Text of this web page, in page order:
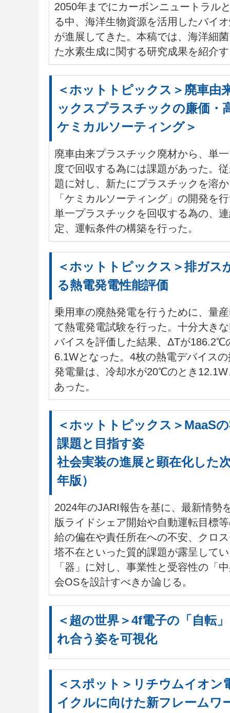
2050年までにカーボンニュートラル
る中、海洋生物資源を活用したバイ
が進展してきた。本稿では、海洋細
た水素生成に関する研究成果を紹介
＜ホットトピックス＞廃車由
ックスプラスチックの廉価・
ケミカルソーティング＞
廃車由来プラスチック廃材から、単
度で回収する為には課題があった。
題に対し、新たにプラスチックを溶
「ケミカルソーティング」の開発を
単一プラスチックを回収する為の、
定、運転条件の構築を行った。
＜ホットトピックス＞排ガス
る熱電発電性能評価
乗用車の廃熱発電を行うために、量
て熱電発電試験を行った。十分大き
バイスを評価した結果、ΔTが186.2℃
6.1Wとなった。4枚の熱電デバイス
発電量は、冷却水が20℃のとき
あった。
＜ホットトピックス＞MaaS
課題と目指す姿
社会実装の進展と顕在化した
年版）
2024年のJARI報告を基に、最新情勢
版ライドシェア開始や自動運転目標
給の偏在や責任所在への不安、クロ
塔不在といった質的課題が露呈して
「器」に対し、事業性と受容性の「
会OSを設計すべきか論じる。
＜超の世界＞4f電子の「自転
れ合う姿を可視化
＜スポット＞リチウムイオン
イクルに向けた新フレームワ